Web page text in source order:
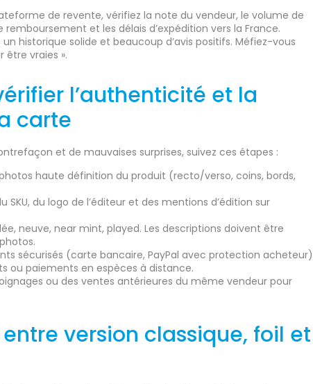
de revente, vérifiez la note du vendeur, le volume de
et les délais d’expédition vers la France.
historique solide et beaucoup d’avis positifs. Méfiez-vous
être vraies ».
l’authenticité et la
carte
et de mauvaises surprises, suivez ces étapes :
haute définition du produit (recto/verso, coins, bords,
SKU, du logo de l’éditeur et des mentions d’édition sur
neuve, near mint, played. Les descriptions doivent être
sécurisés (carte bancaire, PayPal avec protection acheteur)
ou paiements en espèces à distance.
ou des ventes antérieures du même vendeur pour
version classique, foil et